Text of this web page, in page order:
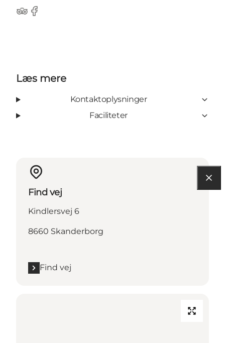
TripAdvisor
Facebook
Læs mere
Kontaktoplysninger
Faciliteter
Find vej
Kindlersvej 6
8660 Skanderborg
Find vej